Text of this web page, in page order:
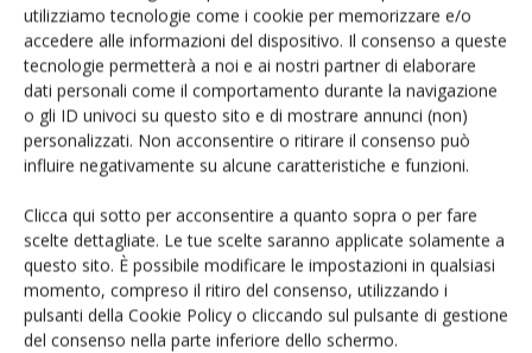
utilizziamo tecnologie come i cookie per memorizzare e/o
accedere alle informazioni del dispositivo. Il consenso a queste
tecnologie permetterà a noi e ai nostri partner di elaborare
dati personali come il comportamento durante la navigazione
o gli ID univoci su questo sito e di mostrare annunci (non)
personalizzati. Non acconsentire o ritirare il consenso può
influire negativamente su alcune caratteristiche e funzioni.
Clicca qui sotto per acconsentire a quanto sopra o per fare
scelte dettagliate. Le tue scelte saranno applicate solamente a
questo sito. È possibile modificare le impostazioni in qualsiasi
momento, compreso il ritiro del consenso, utilizzando i
pulsanti della Cookie Policy o cliccando sul pulsante di gestione
del consenso nella parte inferiore dello schermo.
Rimani aggiornato sul mondo
dell’agricoltura